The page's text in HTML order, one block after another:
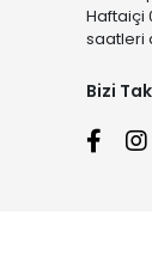
Haftaiçi
saatleri
Bizi